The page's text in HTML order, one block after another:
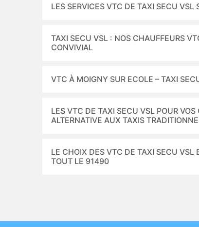
LES SERVICES VTC DE TAXI SECU
TAXI SECU VSL : NOS CHAUFFEURS
CONVIVIAL
VTC À MOIGNY SUR ECOLE – TAXI
LES VTC DE TAXI SECU VSL POUR
ALTERNATIVE AUX TAXIS
LE CHOIX DES VTC DE TAXI SECU VSL
TOUT LE 91490